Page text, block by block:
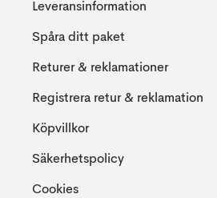
Leveransinformation
Spåra ditt paket
Returer & reklamationer
Registrera retur & reklamation
Köpvillkor
Säkerhetspolicy
Cookies